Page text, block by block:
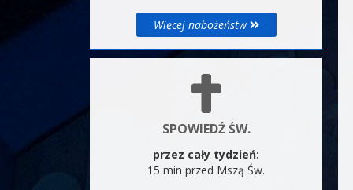
Więcej nabożeństw
SPOWIEDŹ ŚW.
przez cały tydzień:
15 min przed Mszą Św.